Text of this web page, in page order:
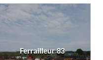
Ferrailleur 83